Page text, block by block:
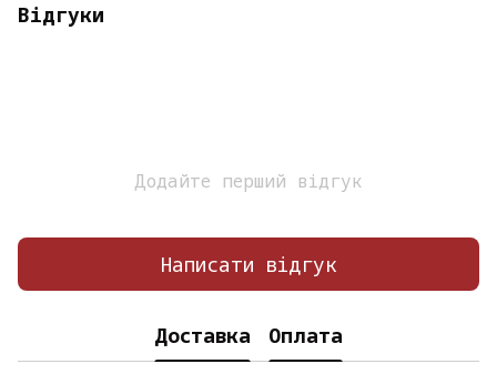
Відгуки
Додайте перший відгук
Написати відгук
Доставка Оплата